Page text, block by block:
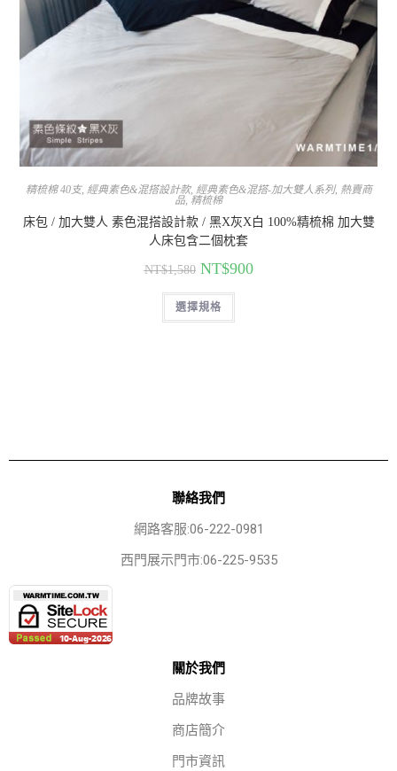
精梳棉 40支, 經典素色&混搭設計款, 經典素色&混搭-加大雙人系列, 熱賣商
品, 精梳棉
床包 / 加大雙人 素色混搭設計款 / 黑X灰X白 100%精梳棉 加大雙
人床包含二個枕套
NT$1,580 NT$900
選擇規格
聯絡我們
網路客服:06-222-0981
西門展示門市:06-225-9535
關於我們
品牌故事
商店簡介
門市資訊